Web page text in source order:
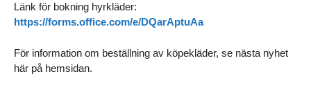
Länk för bokning hyrkläder:
https://forms.office.com/e/DQarAptuAa
För information om beställning av köpekläder, se nästa nyhet
här på hemsidan.